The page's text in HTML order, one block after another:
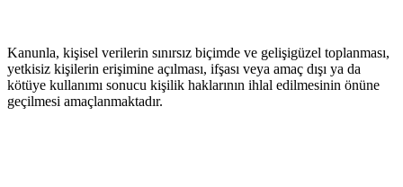
Kanunla, kişisel verilerin sınırsız biçimde ve gelişigüzel toplanması,
yetkisiz kişilerin erişimine açılması, ifşası veya amaç dışı ya da
kötüye kullanımı sonucu kişilik haklarının ihlal edilmesinin önüne
geçilmesi amaçlanmaktadır.